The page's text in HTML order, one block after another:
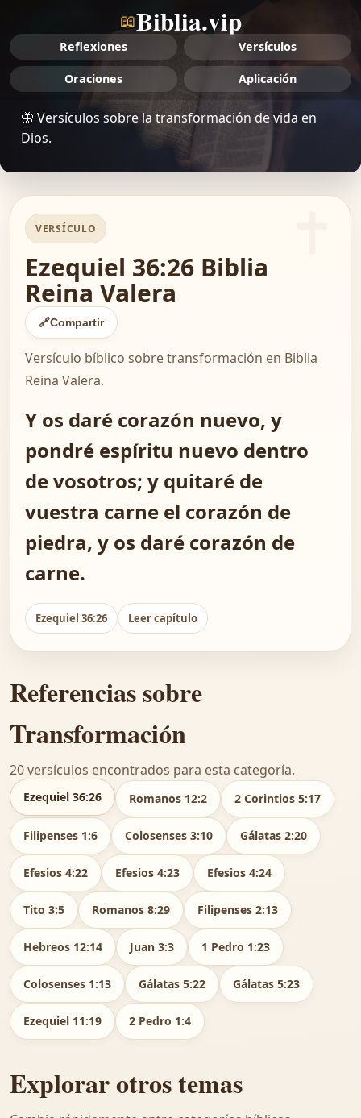
📖Biblia.vip
Reflexiones Versículos
Oraciones Aplicación
🦋 Versículos sobre la transformación de vida en
Dios.
VERSÍCULO
Ezequiel 36:26 Biblia
Reina Valera
🔗Compartir
Versículo bíblico sobre transformación en Biblia
Reina Valera.
Y os daré corazón nuevo, y
pondré espíritu nuevo dentro
de vosotros; y quitaré de
vuestra carne el corazón de
piedra, y os daré corazón de
carne.
Ezequiel 36:26 Leer capítulo
Referencias sobre
Transformación
20 versículos encontrados para esta categoría.
Ezequiel 36:26 Romanos 12:2 2 Corintios 5:17
Filipenses 1:6 Colosenses 3:10 Gálatas 2:20
Efesios 4:22 Efesios 4:23 Efesios 4:24
Tito 3:5 Romanos 8:29 Filipenses 2:13
Hebreos 12:14 Juan 3:3 1 Pedro 1:23
Colosenses 1:13 Gálatas 5:22 Gálatas 5:23
Ezequiel 11:19 2 Pedro 1:4
Explorar otros temas